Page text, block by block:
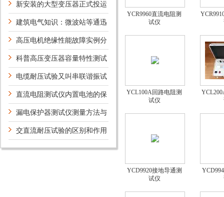
新安装的大型变压器正式投运
前,为何要做冲击试验?
建筑电气知识：微波站等通迅
枢纽建筑物的防雷规定
高压电机绝缘性能故障实例分
析 科普高压变压器容量特性测试
仪的主要功能
电缆耐压试验又叫串联谐振试
验吗？
直流电阻测试仪内置电池的保
养 漏电保护器测试仪测量方法与
步骤交直流耐压试验的区别和作用
YCR9960直流电阻测
试仪
YCL100A回路电阻测
试仪
YCD9920接地导通测
试仪